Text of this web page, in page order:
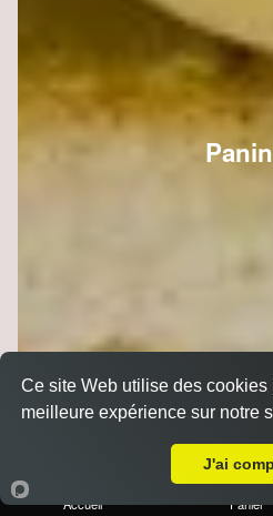
Accueil Panier
Ce site Web utilise des cookies
meilleure expérience sur notre
J'ai